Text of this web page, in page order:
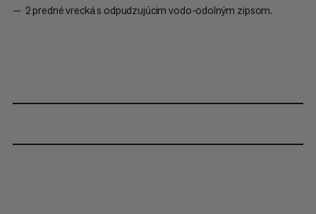
2 predné vrecká s odpudzujúcim vodo-odolným zipsom.